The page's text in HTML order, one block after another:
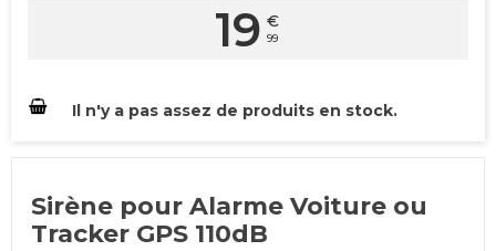
19 €
99
Il n'y a pas assez de produits en stock.
Sirène pour Alarme Voiture ou
Tracker GPS 110dB